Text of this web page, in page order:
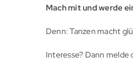
Mach mit und werde
Denn: Tanzen macht
Interesse? Dann melde